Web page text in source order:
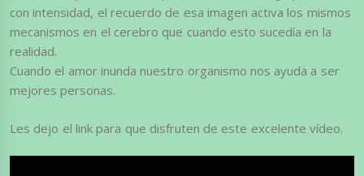
con intensidad, el recuerdo de esa imagen activa los mismos
mecanismos en el cerebro que cuando esto sucedía en la
realidad.
Cuando el amor inunda nuestro organismo nos ayuda a ser
mejores personas.
Les dejo el link para que disfruten de este excelente vídeo.